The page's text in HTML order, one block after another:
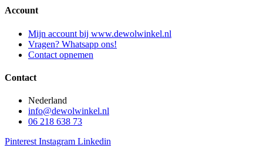
Account
Mijn account bij www.dewolwinkel.nl
Vragen? Whatsapp ons!
Contact opnemen
Contact
Nederland
info@dewolwinkel.nl
06 218 638 73
Pinterest Instagram Linkedin